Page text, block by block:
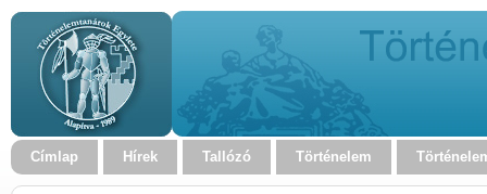
Címlap Hírek Tallózó Történelem